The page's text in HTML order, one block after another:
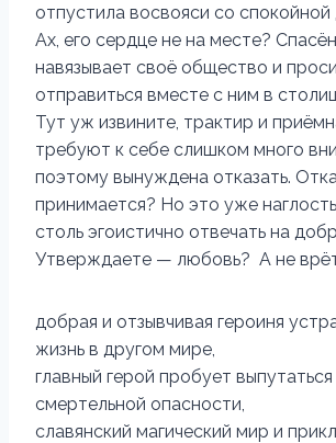
отпустила восвояси со
Ах, его сердце не на месте?
навязывает своё общество и
отправиться вместе с ним в
Тут уж извините, трактир и
требуют к себе слишком много
поэтому вынуждена отказать.
принимается? Но это уже
столь эгоистично отвечать на
Утверждаете — любовь? А не
добрая и отзывчивая героиня
жизнь в другом мире,
главный герой пробует выпутаться
смертельной опасности,
славянский магический мир и